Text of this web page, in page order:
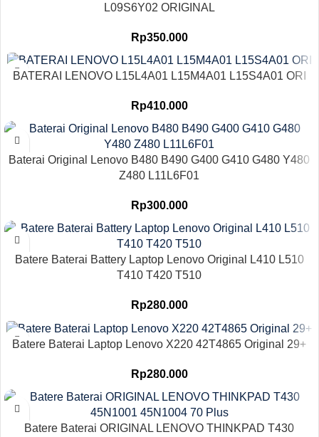
L09S6Y02 ORIGINAL
Rp350.000
BATERAI LENOVO L15L4A01 L15M4A01 L15S4A01 ORI
Rp410.000
Baterai Original Lenovo B480 B490 G400 G410 G480 Y480
Z480 L11L6F01
Rp300.000
Batere Baterai Battery Laptop Lenovo Original L410 L510
T410 T420 T510
Rp280.000
Batere Baterai Laptop Lenovo X220 42T4865 Original 29+
Rp280.000
Batere Baterai ORIGINAL LENOVO THINKPAD T430